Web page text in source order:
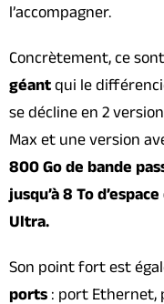
l’accompagner.
Concrètement, ce
géant qui le
se décline en 2
Max et une version
800 Go de bande
jusqu’à 8 To
Ultra.
Son point fort est
ports : port Ethernet,